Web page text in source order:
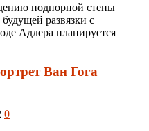
подпорной стены
развязки с
Адлера планируется
Ван Гога
0